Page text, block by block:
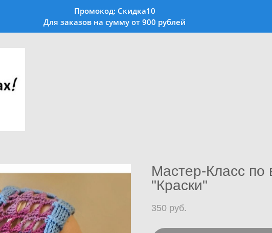
Промокод: Скидка10
Для заказов на сумму от 900 рублей
Мастер-Класс по
"Краски"
350 pуб.